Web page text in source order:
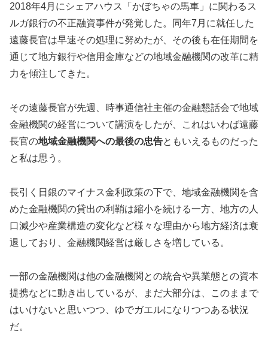
2018年4月にシェアハウス「かぼちゃの馬車」に関わるス
ルガ銀行の不正融資事件が発覚した。同年7月に就任した
遠藤長官は早速その処理に努めたが、その後も在任期間を
通じて地方銀行や信用金庫などの地域金融機関の改革に精
力を傾注してきた。
その遠藤長官が先週、時事通信社主催の金融懇話会で地域
金融機関の経営について講演をしたが、これはいわば遠藤
長官の地域金融機関への最後の忠告ともいえるものだった
と私は思う。
長引く日銀のマイナス金利政策の下で、地域金融機関を含
めた金融機関の貸出の利鞘は縮小を続ける一方、地方の人
口減少や産業構造の変化など様々な理由から地方経済は衰
退しており、金融機関経営は厳しさを増している。
一部の金融機関は他の金融機関との統合や異業態との資本
提携などに動き出しているが、まだ大部分は、このままで
はいけないと思いつつ、ゆでガエルになりつつある状況
だ。